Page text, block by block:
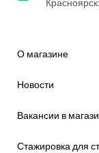
О магазине
Новости
Вакансии в
Стажировка для